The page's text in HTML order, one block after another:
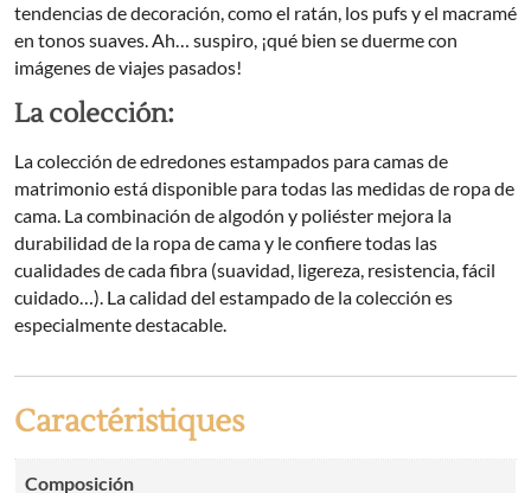
tendencias de decoración, como el ratán, los pufs y el macramé
en tonos suaves. Ah… suspiro, ¡qué bien se duerme con
imágenes de viajes pasados!
La colección:
La colección de edredones estampados para camas de
matrimonio está disponible para todas las medidas de ropa de
cama. La combinación de algodón y poliéster mejora la
durabilidad de la ropa de cama y le confiere todas las
cualidades de cada fibra (suavidad, ligereza, resistencia, fácil
cuidado…). La calidad del estampado de la colección es
especialmente destacable.
Caractéristiques
Composición